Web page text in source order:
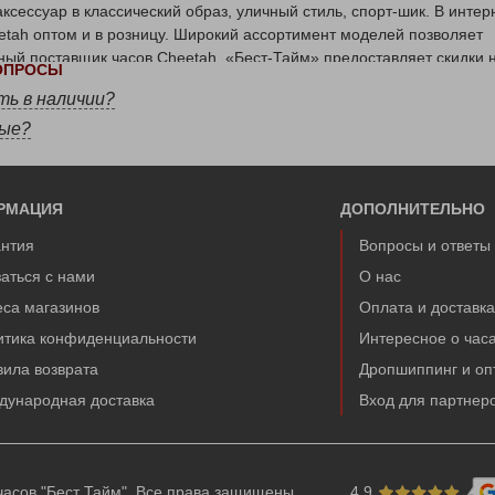
в классический образ, уличный стиль, спорт-шик. В
оптом и в розницу. Широкий ассортимент моделей позволяет
поставщик часов Cheetah, «Бест-Тайм» предоставляет скидки
сотрудничества, как дропшиппинг.
ОСОБЕННОСТИ БРЕНДОВЫХ МОДЕЛЕЙ
наручных аксессуаров Cheetah:
которые понравятся деловым и активным мужчинам. Все
CHEETAH GETMAN
сталь и минеральное стекло, которые защищают часы от ударов
в наличии?
с нами
магазинов
конфиденциальности
возврата
доставка
ДОПОЛНИТЕЛЬНО
Вопросы и ответы
О нас
Оплата и доставка
Интересное о
Дропшиппинг и
Вход для